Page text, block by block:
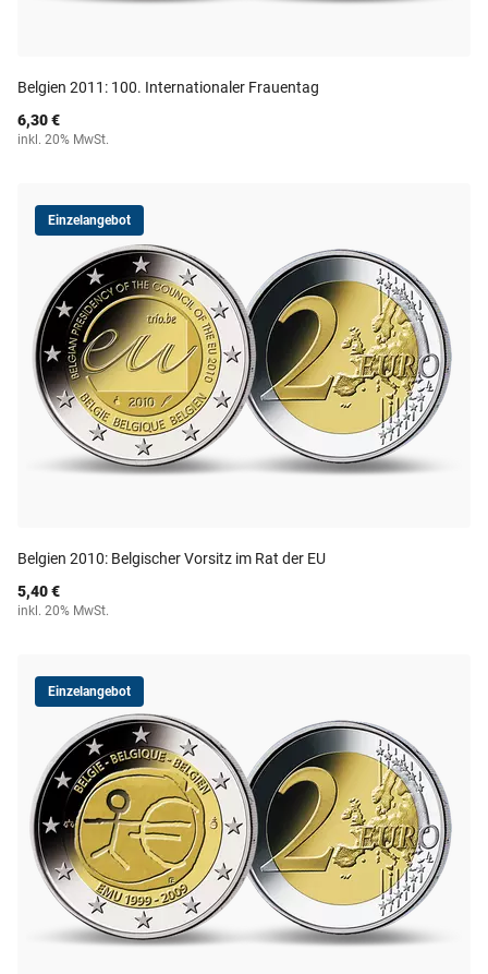
Belgien 2011: 100. Internationaler Frauentag
6,30 €
inkl. 20% MwSt.
Einzelangebot
Belgien 2010: Belgischer Vorsitz im Rat der EU
5,40 €
inkl. 20% MwSt.
Einzelangebot